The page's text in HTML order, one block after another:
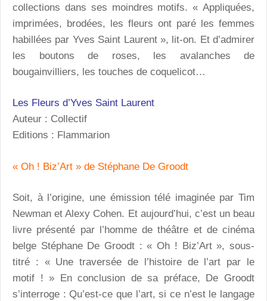
collections dans ses moindres motifs. « Appliquées,
imprimées, brodées, les fleurs ont paré les femmes
habillées par Yves Saint Laurent », lit-on. Et d’admirer
les boutons de roses, les avalanches de
bougainvilliers, les touches de coquelicot…
Les Fleurs d’Yves Saint Laurent
Auteur : Collectif
Editions : Flammarion
« Oh ! Biz’Art » de Stéphane De Groodt
Soit, à l’origine, une émission télé imaginée par Tim
Newman et Alexy Cohen. Et aujourd’hui, c’est un beau
livre présenté par l’homme de théâtre et de cinéma
belge Stéphane De Groodt : « Oh ! Biz’Art », sous-
titré : « Une traversée de l’histoire de l’art par le
motif ! » En conclusion de sa préface, De Groodt
s’interroge : Qu’est-ce que l’art, si ce n’est le langage